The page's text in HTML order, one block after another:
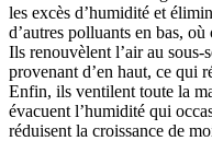
les excès d’humidité et
d’autres polluants en bas,
Ils renouvèlent l’air au sous-
provenant d’en haut, ce qui
Enfin, ils ventilent toute la
évacuent l’humidité qui
réduisent la croissance de